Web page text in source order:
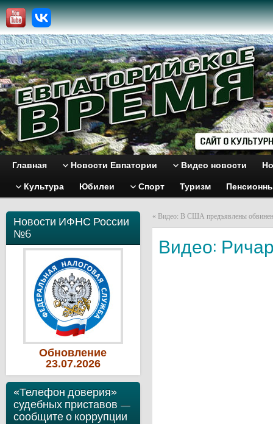
Главная Новости Евпатории Видео новости
Культура Юбилеи Спорт Туризм
Новости ИФНС России
№6
Обновление
23.07.2026
«Телефон доверия»
судебных приставов —
сообщите о коррупции
« Видео: В США предъявлены
Видео: